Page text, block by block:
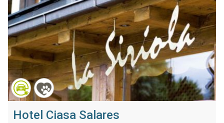
Hotel Ciasa Salares